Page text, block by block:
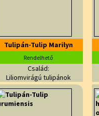
Tulipán-Tulip Marilyn
Rendelhető
Család:
Liliomvirágú tulipánok